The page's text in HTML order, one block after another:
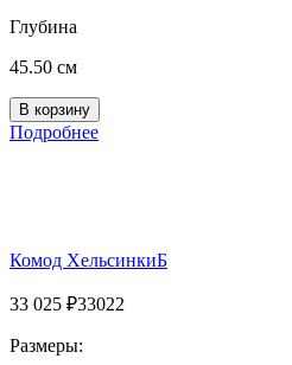
Глубина
45.50 см
Подробнее
Комод ХельсинкиБ
33 025 ₽33022
Размеры: